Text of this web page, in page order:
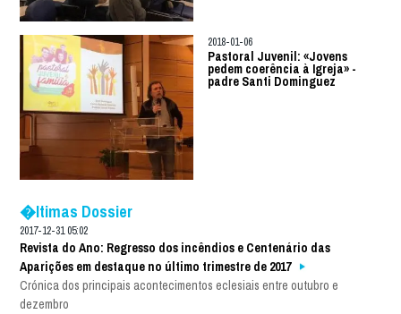
2018-01-06
Pastoral Juvenil: «Jovens
pedem coerência à Igreja» -
padre Santi Dominguez
�ltimas Dossier
2017-12-31 05:02
Revista do Ano: Regresso dos incêndios e Centenário das
Aparições em destaque no último trimestre de 2017
Crónica dos principais acontecimentos eclesiais entre outubro e
dezembro